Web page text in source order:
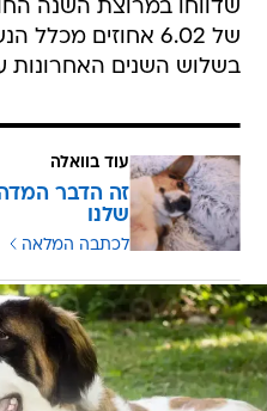
שדווחו במרוצת השנה
של 6.02 אחוזים
בשלוש השנים האחרונות
עוד בוואלה
זה הדבר
שלנו
לכתבה המלאה